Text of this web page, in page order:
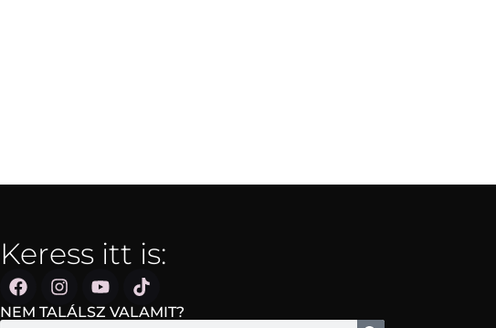
Keress itt is:
NEM TALÁLSZ VALAMIT?